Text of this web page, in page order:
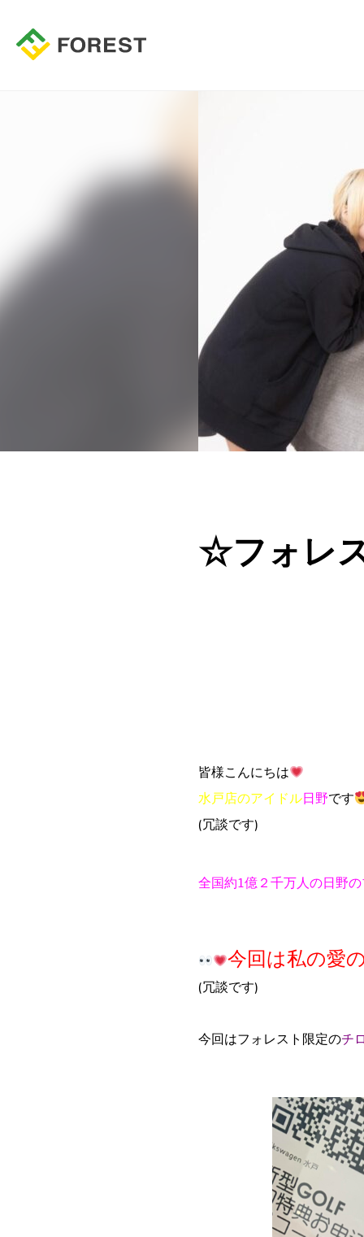
☆フォレ
皆様こんにちは
水戸店のアイドル日野です
(冗談です)
全国約1億２千万人の日野
今回は私の愛
(冗談です)
今回はフォレスト限定のチ